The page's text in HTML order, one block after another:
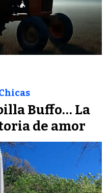
Buffo… La
de amor